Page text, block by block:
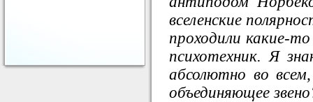
вселенские
проходили какие-
психотехник. Я
абсолютно во
объединяющее